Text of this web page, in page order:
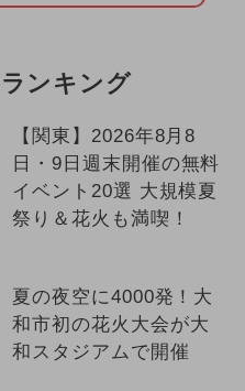
ンキング
【関東】2026年8月8
日・9日週末開催の無料
イベント20選 大規模夏
祭り＆花火も満喫！
夏の夜空に4000発！大
和市初の花火大会が大
和スタジアムで開催